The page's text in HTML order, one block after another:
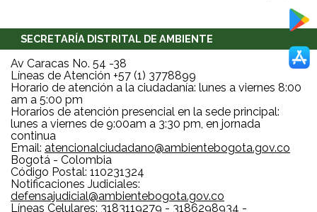
SECRETARÍA DISTRITAL DE AMBIENTE
Av Caracas No. 54 -38
Líneas de Atención +57 (1) 3778899
Horario de atención a la ciudadanía: lunes a viernes 8:00
am a 5:00 pm
Horarios de atención presencial en la sede principal:
lunes a viernes de 9:00am a 3:30 pm, en jornada
continua
Email: atencionalciudadano@ambientebogota.gov.co
Bogotá - Colombia
Código Postal: 110231324
Notificaciones Judiciales:
defensajudicial@ambientebogota.gov.co
Líneas Celulares: 3183119279 - 3186298934 -